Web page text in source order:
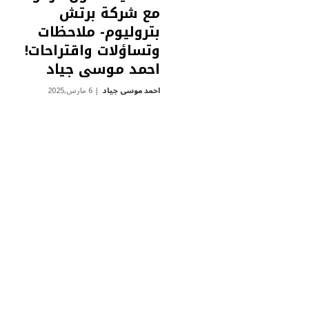
مع شركة برتش
بتروليوم- ملاحظات
وتساؤلات واقتراحات!
احمد موسى جياد
احمد موسى جياد 6 مارس,2025